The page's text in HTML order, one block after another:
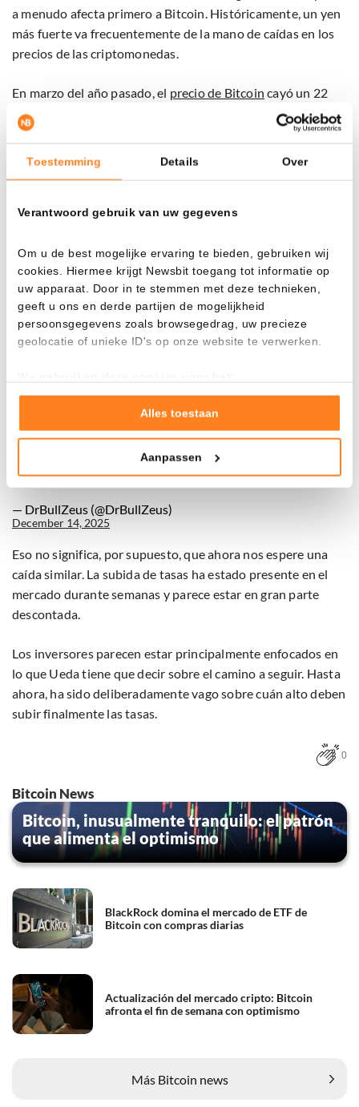
Toestemming Details Over
Verantwoord gebruik van uw gegevens
Om u de best mogelijke ervaring te bieden, gebruiken wij
cookies. Hiermee krijgt Newsbit toegang tot informatie op
uw apparaat. Door in te stemmen met deze technieken,
geeft u ons en derde partijen de mogelijkheid
persoonsgegevens zoals browsegedrag, uw precieze
geolocatie of unieke ID's op onze website te verwerken.
Goed laten functioneren van deze website
Verzamelen van gebruiksstatistieken
Tonen en meten van relevante advertenties
Klik hieronder om ons toestemming te geven om deze
bezwaar tegen bedrijven die persoonsgegevens verwerken
instellingen te allen tijde inzien en bijwerken door op de
tekst 'cookies' te klikken onderaan de pagina. Voor meer
informatie: zie ons
cookiestatement
Alles toestaan
Aanpassen
a menudo afecta primero a Bitcoin. Históricamente, un yen
más fuerte va frecuentemente de la mano de caídas en los
precios de las criptomonedas.
En marzo del año pasado, el precio de Bitcoin cayó un 22
por ciento y las dos veces posteriores incluso un 30 por
ciento.
Japan's rate hikes have a clear pattern with
Each time the Bank of Japan tightens, Bitcoin has
seen sharp drawdowns.
• March 2024 = 22%
• July 2024 = 30%
Now another hike is approaching.
Are we heading for another dump?
pic.twitter.com/KmWKf4TKw4
— DrBullZeus (@DrBullZeus)
December 14, 2025
Eso no significa, por supuesto, que ahora nos espere una
caída similar. La subida de tasas ha estado presente en el
mercado durante semanas y parece estar en gran parte
descontada.
Los inversores parecen estar principalmente enfocados en
lo que Ueda tiene que decir sobre el camino a seguir. Hasta
ahora, ha sido deliberadamente vago sobre cuán alto deben
subir finalmente las tasas.
0
Bitcoin News
Bitcoin, inusualmente tranquilo: el patrón
que alimenta el optimismo
BlackRock domina el mercado de ETF de
Bitcoin con compras diarias
Actualización del mercado cripto: Bitcoin
afronta el fin de semana con optimismo
Más Bitcoin news